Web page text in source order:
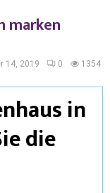
marken
14, 2019 0 1354
in
die